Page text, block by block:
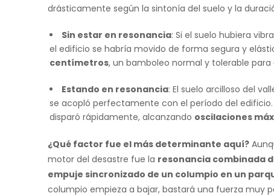
drásticamente según la sintonía del suelo y la
Sin estar en resonancia: Si el suelo hubiera
el edificio se habría movido de forma segura y
centímetros, un bamboleo normal y tolerable
Estando en resonancia: El suelo arcilloso del
se acopló perfectamente con el período del
disparó rápidamente, alcanzando oscilaciones
¿Qué factor fue el más determinante aquí?
motor del desastre fue la resonancia combinada
empuje sincronizado de un columpio en un
columpio empieza a bajar, bastará una fuerza muy